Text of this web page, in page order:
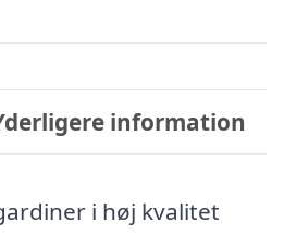
information
i høj kvalitet